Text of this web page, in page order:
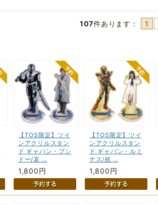
107件あります ： 1
【TOS限定】ツイ
ンアクリルスタン
ド ギャバン・ブシ
ドー/哀 …
1,800円
【TOS限定】ツイ
ンアクリルスタン
ド ギャバン・ルミ
ナス/祝 …
1,800円